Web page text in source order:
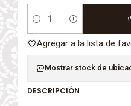
Cantidad
Agregar a la lista de
Mostrar stock de
DESCRIPCIÓN